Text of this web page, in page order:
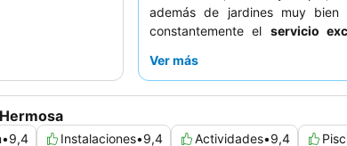
además de jardines muy bien
constantemente el servicio
y productos frescos locales.
Ver más
•9,4 Instalaciones•9,4 Actividades•9,4